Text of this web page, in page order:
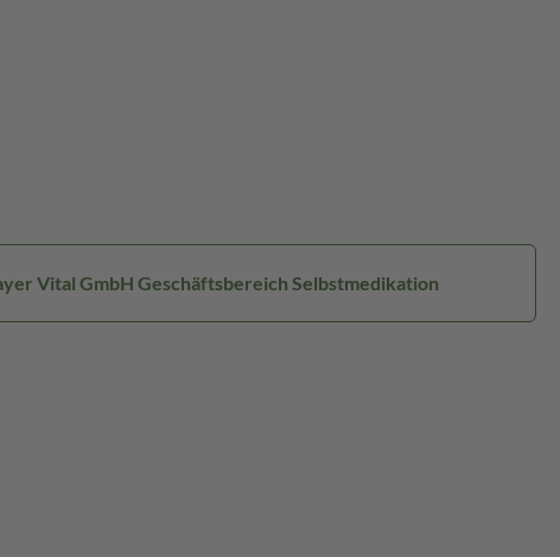
Vital GmbH Geschäftsbereich Selbstmedikation